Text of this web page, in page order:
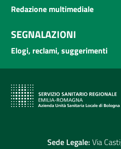
Redazione multimediale
SEGNALAZIONI
Elogi, reclami, suggerimenti
Sede Legale: Via